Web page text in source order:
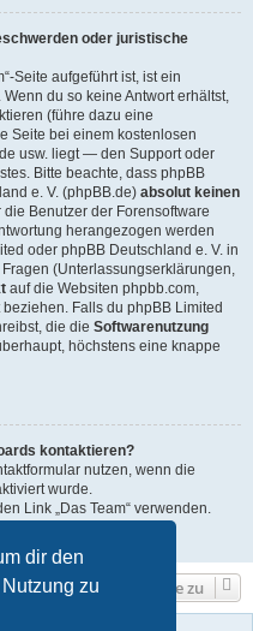
dir den
zu
oder juristische
Seite aufgeführt ist, ist ein
du so keine Antwort erhältst,
(führe dazu eine
Seite bei einem kostenlosen
usw. liegt — den Support oder
Bitte beachte, dass phpBB
e. V. (phpBB.de) absolut keinen
Benutzer der Forensoftware
herangezogen werden
oder phpBB Deutschland e. V. in
(Unterlassungserklärungen,
auf die Websiten phpbb.com,
Falls du phpBB Limited
die die Softwarenutzung
höchstens eine knappe
kontaktieren?
nutzen, wenn die
wurde.
Link „Das Team“ verwenden.
Gehe zu